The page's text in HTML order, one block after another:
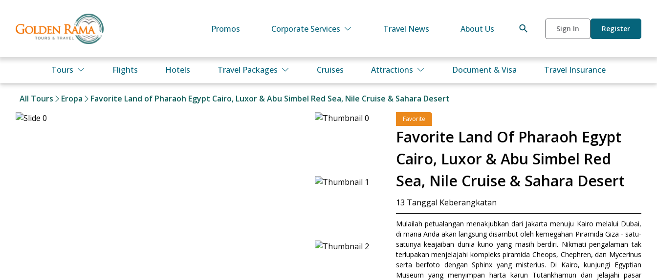
Promos Corporate Services Travel News About Us Sign In Register
Tours Flights Hotels Travel Packages Cruises Attractions Document & Visa Travel Insurance
All Tours Eropa Favorite Land of Pharaoh Egypt Cairo, Luxor & Abu Simbel Red Sea, Nile Cruise & Sahara Desert
Favorite
Favorite Land Of Pharaoh Egypt
Cairo, Luxor & Abu Simbel Red
Sea, Nile Cruise & Sahara Desert
13 Tanggal Keberangkatan
Mulailah petualangan menakjubkan dari Jakarta menuju Kairo melalui Dubai,
di mana Anda akan langsung disambut oleh kemegahan Piramida Giza - satu-
satunya keajaiban dunia kuno yang masih berdiri. Nikmati pengalaman tak
terlupakan menjelajahi kompleks piramida Cheops, Chephren, dan Mycerinus
serta berfoto dengan Sphinx yang misterius. Di Kairo, kunjungi Egyptian
Museum yang menyimpan harta karun Tutankhamun dan jelajahi pasar